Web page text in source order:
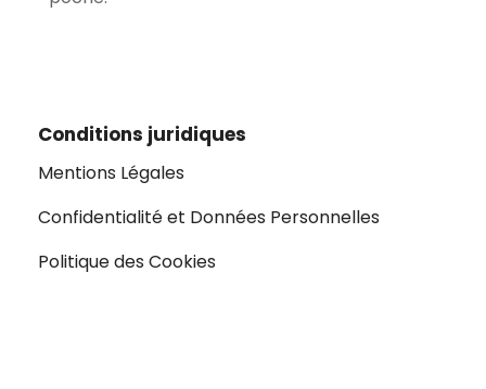
Conditions juridiques
Mentions Légales
Confidentialité et Données Personnelles
Politique des Cookies